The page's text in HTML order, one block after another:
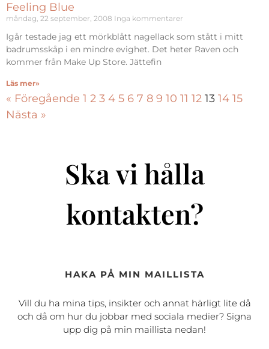
Feeling Blue
måndag, 22 september, 2008 Inga kommentarer
Igår testade jag ett mörkblått nagellack som stått i mitt
badrumsskåp i en mindre evighet. Det heter Raven och
kommer från Make Up Store. Jättefin
Läs mer»
« Föregående 1 2 3 4 5 6 7 8 9 10 11 12 13 14 15
Nästa »
Ska vi hålla
kontakten?
HAKA PÅ MIN MAILLISTA
Vill du ha mina tips, insikter och annat härligt lite då
och då om hur du jobbar med sociala medier? Signa
upp dig på min maillista nedan!